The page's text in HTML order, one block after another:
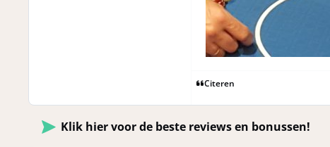
Citeren
Klik hier voor de beste reviews en bonussen!